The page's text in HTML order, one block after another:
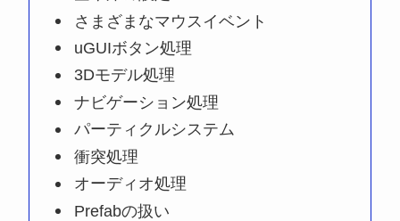
さまざまなマウスイベント
uGUIボタン処理
3Dモデル処理
ナビゲーション処理
パーティクルシステム
衝突処理
オーディオ処理
Prefabの扱い